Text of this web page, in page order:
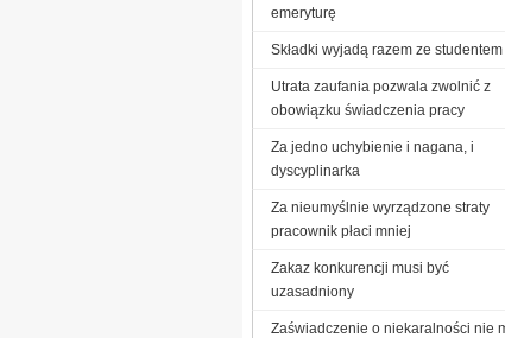
emeryturę
Składki wyjadą razem ze studentem
Utrata zaufania pozwala zwolnić z
obowiązku świadczenia pracy
Za jedno uchybienie i nagana, i
dyscyplinarka
Za nieumyślnie wyrządzone straty
pracownik płaci mniej
Zakaz konkurencji musi być
uzasadniony
Zaświadczenie o niekaralności nie